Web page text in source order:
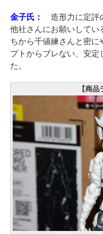
金子氏：
造形力に定評
他社さんにお願いしてい
ちから千値練さんと密に
プトからブレない、安定
た。
【商品